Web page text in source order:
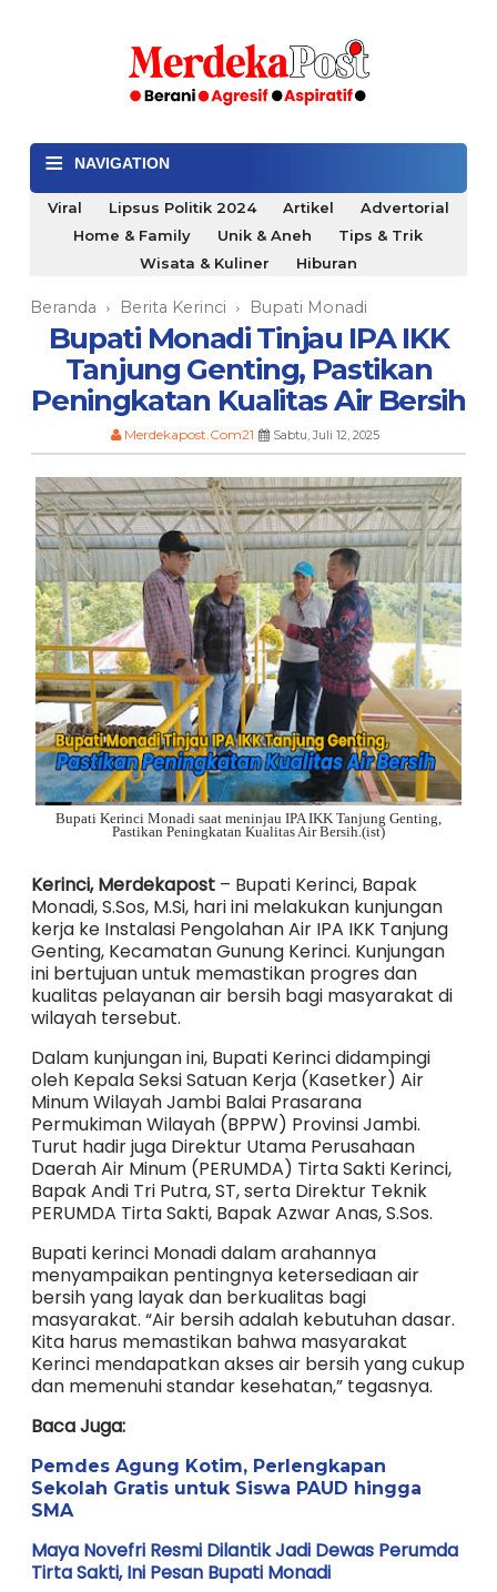
≡ NAVIGATION
Viral Lipsus Politik 2024 Artikel
Advertorial
Home & Family
Unik & Aneh
Tips & Trik
Wisata & Kuliner
Hiburan
Beranda › Berita Kerinci › Bupati Monadi
Bupati Monadi Tinjau IPA IKK
Tanjung Genting, Pastikan
Peningkatan Kualitas Air Bersih
Merdekapost.Com21 Sabtu, Juli 12, 2025
Bupati Kerinci Monadi saat meninjau IPA IKK Tanjung Genting,
Pastikan Peningkatan Kualitas Air Bersih.(ist)
Kerinci, Merdekapost– Bupati Kerinci, Bapak
Monadi, S.Sos, M.Si, hari ini melakukan kunjungan
kerja ke Instalasi Pengolahan Air IPA IKK Tanjung
Genting, Kecamatan Gunung Kerinci. Kunjungan
ini bertujuan untuk memastikan progres dan
kualitas pelayanan air bersih bagi masyarakat di
wilayah tersebut.
Dalam kunjungan ini, Bupati Kerinci didampingi
oleh Kepala Seksi Satuan Kerja (Kasetker) Air
Minum Wilayah Jambi Balai Prasarana
Permukiman Wilayah (BPPW) Provinsi Jambi.
Turut hadir juga Direktur Utama Perusahaan
Daerah Air Minum (PERUMDA) Tirta Sakti Kerinci,
Bapak Andi Tri Putra, ST, serta Direktur Teknik
PERUMDA Tirta Sakti, Bapak Azwar Anas, S.Sos.
Bupati kerinci Monadi dalam arahannya
menyampaikan pentingnya ketersediaan air
bersih yang layak dan berkualitas bagi
masyarakat. “Air bersih adalah kebutuhan dasar.
Kita harus memastikan bahwa masyarakat
Kerinci mendapatkan akses air bersih yang cukup
dan memenuhi standar kesehatan,” tegasnya.
Baca Juga:
Pemdes Agung Kotim, Perlengkapan
Sekolah Gratis untuk Siswa PAUD hingga
SMA
Maya Novefri Resmi Dilantik Jadi Dewas Perumda
Tirta Sakti, Ini Pesan Bupati Monadi